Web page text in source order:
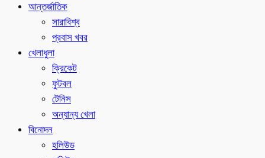
আন্তর্জাতিক
সারাবিশ্ব
প্রবাস খবর
খেলাধুলা
ক্রিকেট
ফুটবল
টেনিস
অন্যান্য খেলা
বিনোদন
হলিউড